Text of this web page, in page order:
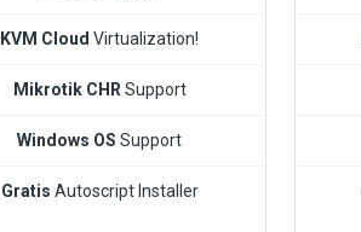
KVM Cloud Virtualization!
Mikrotik CHR Support
Windows OS Support
Gratis Autoscript Installer